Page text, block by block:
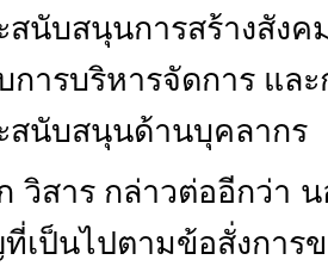
สนับสนุนการสร้างสัง
ารบริหารจัดการ แล
สนับสนุนด้านบุคลากร
วิสาร กล่าวต่ออีกว่า
เป็นไปตามข้อสั่งการ